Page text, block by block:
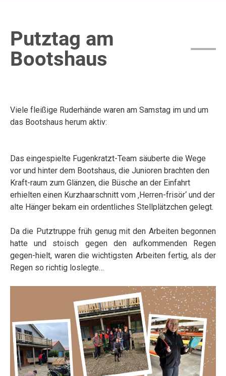
Putztag am
Bootshaus
Viele fleißige Ruderhände waren am Samstag im und um
das Bootshaus herum aktiv:
Das eingespielte Fugenkratzt-Team säuberte die Wege
vor und hinter dem Bootshaus, die Junioren brachten den
Kraft-raum zum Glänzen, die Büsche an der Einfahrt
erhielten einen Kurzhaarschnitt vom ‚Herren-frisör‘ und der
alte Hänger bekam ein ordentliches Stellplätzchen gelegt.
Da die Putztruppe früh genug mit den Arbeiten begonnen
hatte und stoisch gegen den aufkommenden Regen
gegen-hielt, waren die wichtigsten Arbeiten fertig, als der
Regen so richtig loslegte…